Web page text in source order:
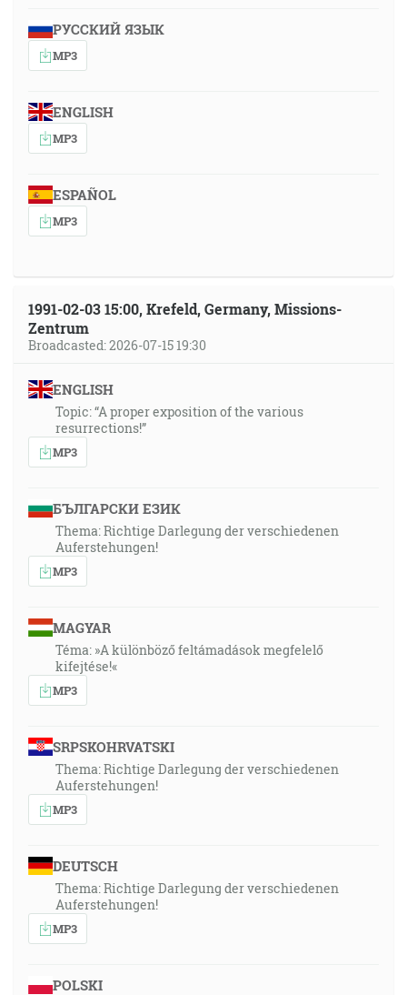
РУССКИЙ ЯЗЫК
MP3
ENGLISH
MP3
ESPAÑOL
MP3
1991-02-03 15:00, Krefeld, Germany, Missions-
Zentrum
Broadcasted: 2026-07-15 19:30
ENGLISH
Topic: “A proper exposition of the various
resurrections!”
MP3
БЪЛГАРСКИ ЕЗИК
Thema: Richtige Darlegung der verschiedenen
Auferstehungen!
MP3
MAGYAR
Téma: »A különböző feltámadások megfelelő
kifejtése!«
MP3
SRPSKOHRVATSKI
Thema: Richtige Darlegung der verschiedenen
Auferstehungen!
MP3
DEUTSCH
Thema: Richtige Darlegung der verschiedenen
Auferstehungen!
MP3
POLSKI